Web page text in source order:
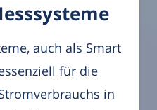
auch als Smart
für die
in